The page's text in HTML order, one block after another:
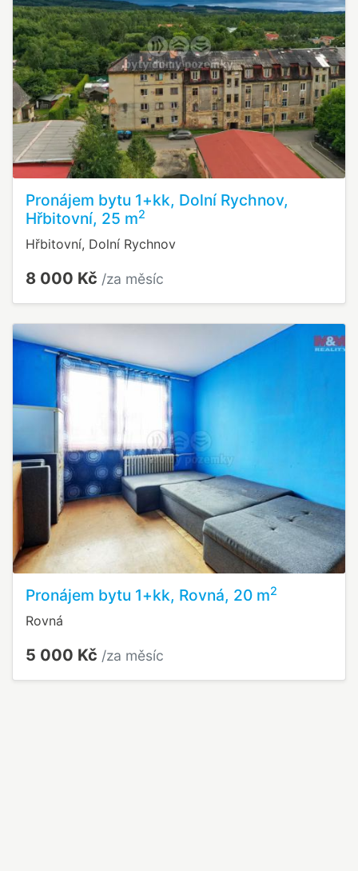
Pronájem bytu 1+kk, Dolní Rychnov,
Hřbitovní, 25 m2
Hřbitovní, Dolní Rychnov
8 000 Kč /za měsíc
Pronájem bytu 1+kk, Rovná, 20 m2
Rovná
5 000 Kč /za měsíc